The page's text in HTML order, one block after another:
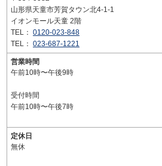
山形県天童市芳賀タウン北4-1-1
イオンモール天童 2階
TEL： 0120-023-848
TEL： 023-687-1221
営業時間
午前10時〜午後9時
受付時間
午前10時〜午後7時
定休日
無休